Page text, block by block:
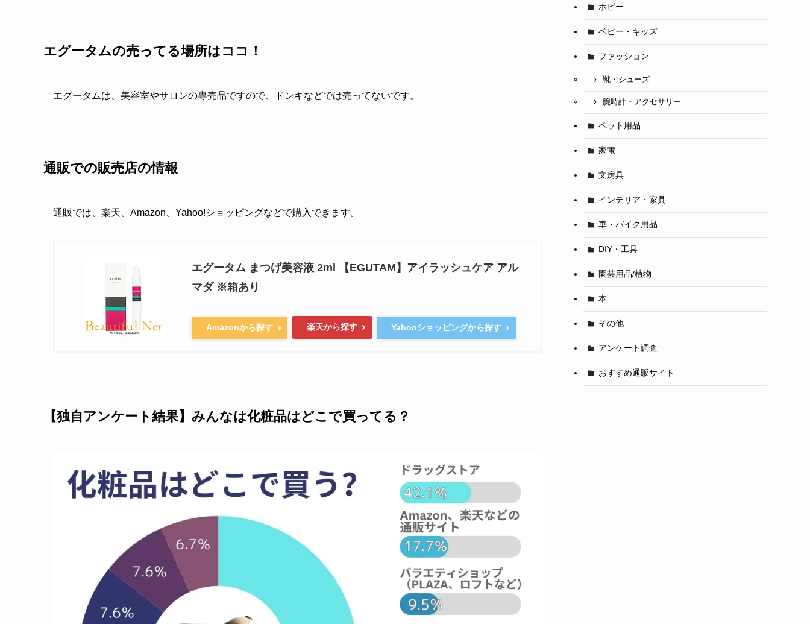
エグータムの売ってる場所はココ！
エグータムは、美容室やサロンの専売品ですので、ドンキなどでは売ってないです。
通販での販売店の情報
通販では、楽天、Amazon、Yahoo!ショッピングなどで購入できます。
エグータム まつげ美容液 2ml 【EGUTAM】アイラッシュケア アル
マダ ※箱あり
Amazonから探す 楽天から探す Yahooショッピングから探す
【独自アンケート結果】みんなは化粧品はどこで買ってる？
ホビー
ベビー・キッズ
ファッション
靴・シューズ
腕時計・アクセサリー
ペット用品
家電
文房具
インテリア・家具
車・バイク用品
DIY・工具
園芸用品/植物
本
その他
アンケート調査
おすすめ通販サイト